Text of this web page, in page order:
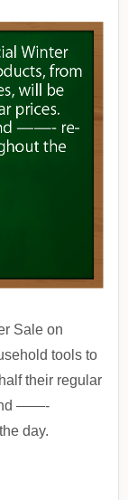
Sale on
tools to
their regular
——-
day.